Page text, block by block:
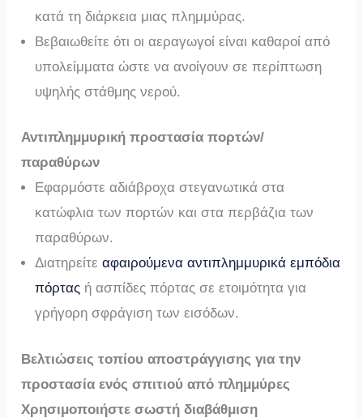
κατά τη διάρκεια μιας πλημμύρας.
Βεβαιωθείτε ότι οι αεραγωγοί είναι καθαροί από
υπολείμματα ώστε να ανοίγουν σε περίπτωση
υψηλής στάθμης νερού.
Αντιπλημμυρική προστασία πορτών/
παραθύρων
Εφαρμόστε αδιάβροχα στεγανωτικά στα
κατώφλια των πορτών και στα περβάζια των
παραθύρων.
Διατηρείτεαφαιρούμενα αντιπλημμυρικά εμπόδια
πόρτας ή ασπίδες πόρτας σε ετοιμότητα για
γρήγορη σφράγιση των εισόδων.
Βελτιώσεις τοπίου αποστράγγισης για την
προστασία ενός σπιτιού από πλημμύρες
Χρησιμοποιήστε σωστή διαβάθμιση